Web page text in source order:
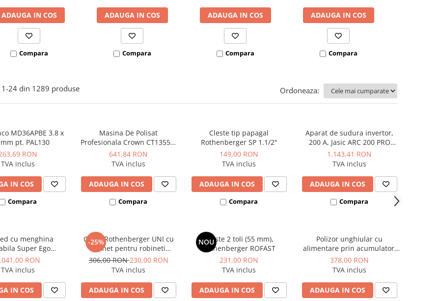
ADAUGA IN COS
Compara
ADAUGA IN COS
Compara
ADAUGA IN COS
Compara
ADAUGA IN COS
Compara
1-24 din 1289 produse Ordoneaza:
MD36APBE 3.8 x
pt. PAL130
RON
TVA inclus
IN COS
Compara
Masina De Polisat
Profesionala Crown CT13551-
110RSV 1400W 110mm 1000-
4000rpm
641,84 RON
TVA inclus
ADAUGA IN COS
Compara
Cleste tip papagal
Rothenberger SP 1.1/2"
149,00 RON
TVA inclus
ADAUGA IN COS
Compara
Aparat de sudura invertor,
200 A, Jasic ARC 200 PRO
(Z209)
1.143,41 RON
TVA inclus
ADAUGA IN COS
Compara
cu menghina
Super Ego
RON
TVA inclus
IN COS
-25%
Cheie Rothenberger UNI cu
clichet pentru robineti
radiator si fitinguri de
legatura
306,00 RON230,00 RON
TVA inclus
ADAUGA IN COS
NOU
Cleste 2 toli (55 mm),
Rothenberger ROFAST
231,00 RON
TVA inclus
ADAUGA IN COS
Polizor unghiular cu
alimentare prin acumulator,
fara acumulator inclus,
Hyundai model HY-AG 180-125
378,00 RON
TVA inclus
ADAUGA IN COS